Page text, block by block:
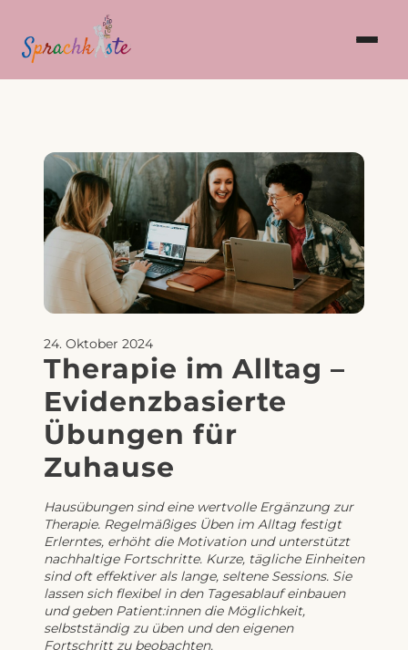
Blog
Leistungen
Sprachförderung
Karriere
Kontakt
24. Oktober 2024
Therapie im Alltag –
Evidenzbasierte
Übungen für
Zuhause
Hausübungen sind eine wertvolle Ergänzung zur
Therapie. Regelmäßiges Üben im Alltag festigt
Erlerntes, erhöht die Motivation und unterstützt
nachhaltige Fortschritte. Kurze, tägliche Einheiten
sind oft effektiver als lange, seltene Sessions. Sie
lassen sich flexibel in den Tagesablauf einbauen
und geben Patient:innen die Möglichkeit,
selbstständig zu üben und den eigenen
Fortschritt zu beobachten.